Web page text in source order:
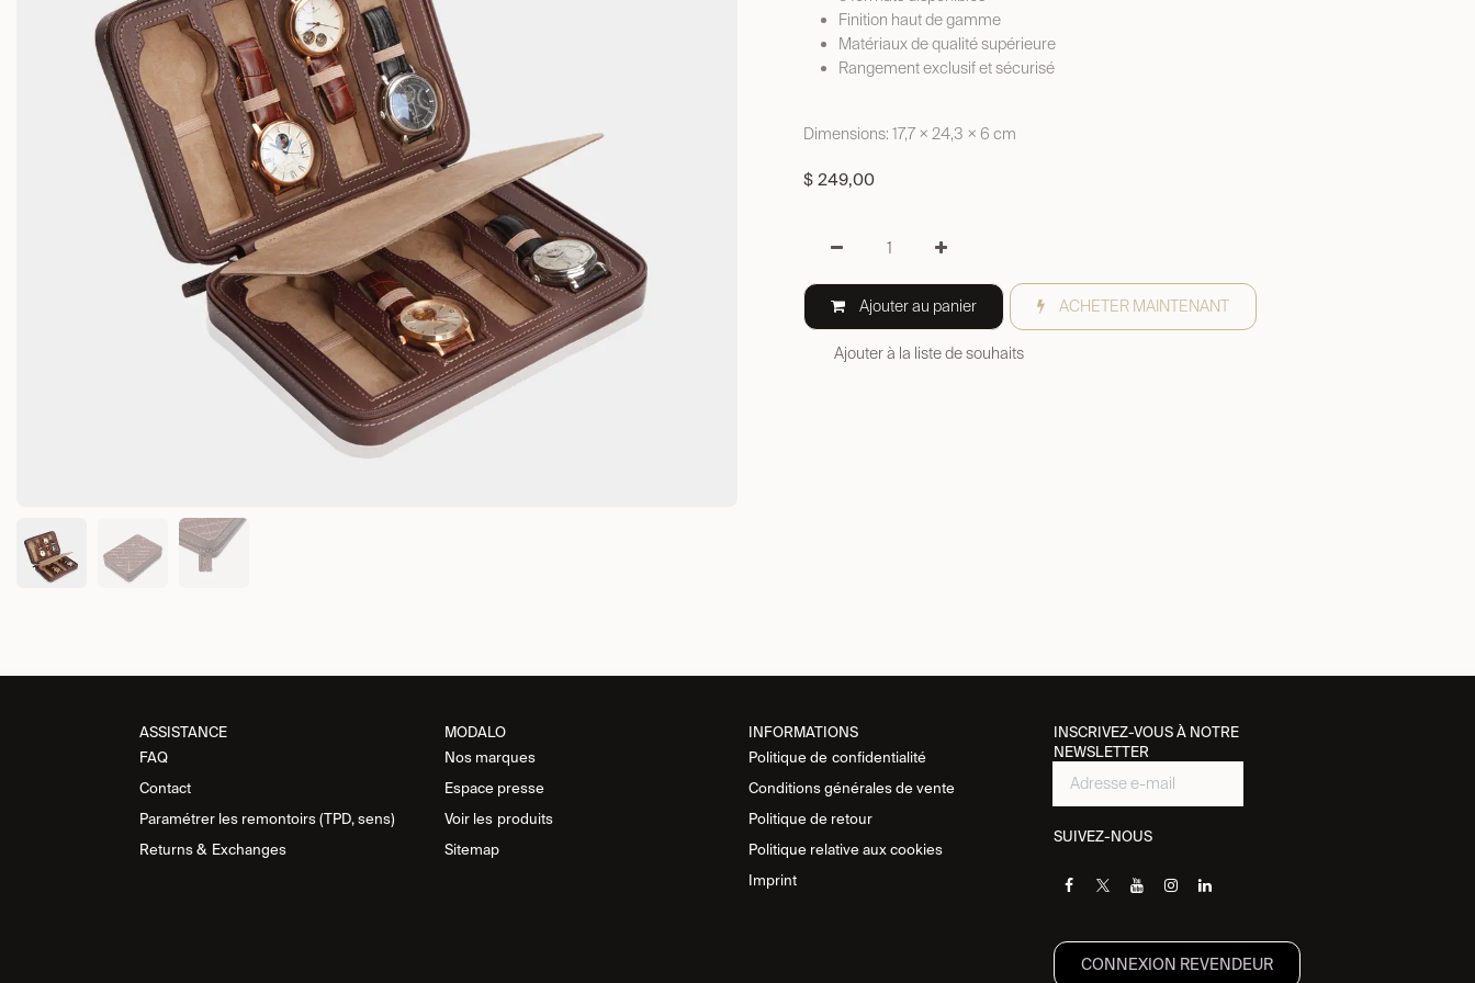
Finition haut de gamme
Matériaux de qualité supérieure
Rangement exclusif et sécurisé
Dimensions: 17,7 × 24,3 × 6 cm
$ 249,00
Ajouter au panier ACHETER MAINTENANT
Ajouter à la liste de souhaits
MODALO
Nos marques
Espace presse
Voir les produits
Sitemap
INSCRIVEZ-VOUS À NOTRE
NEWSLETTER
SUIVEZ-NOUS
ASSISTANCE​
FAQ
Contact
Paramétrer les remontoirs (TPD, sens)
Returns & Exchanges
INFORMATIONS
Politique de confidentialité
Conditions générales de vente
Politique de retour
Politique relative aux cookies
Imprint
CONNEXION REVENDEUR